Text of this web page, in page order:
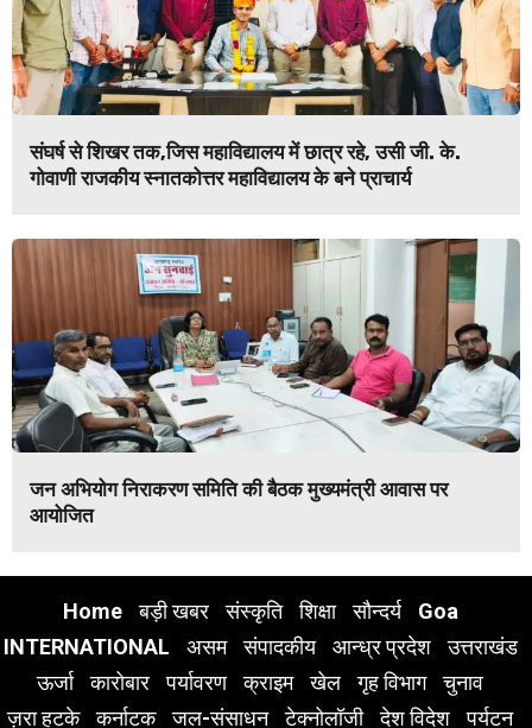
संघर्ष से शिखर तक,जिस महाविद्यालय में छात्र रहे, उसी जी. के.
गोवाणी राजकीय स्नातकोत्तर महाविद्यालय के बने प्राचार्य
जन अभियोग निराकरण समिति की बैठक मुख्यमंत्री आवास पर
आयोजित
Home बड़ी खबर संस्कृति शिक्षा सौन्दर्य
Goa
INTERNATIONAL
असम संपादकीय आन्ध्र प्रदेश
उत्तराखंड
ऊर्जा
कारोबार पर्यावरण क्राइम खेल गृह विभाग
चुनाव
ज़रा हटके
कर्नाटक जल-संसाधन टेक्नोलॉजी देश विदेश पर्यटन